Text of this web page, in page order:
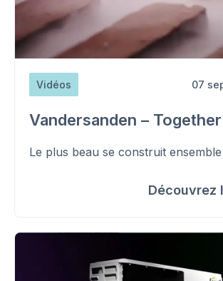
Vidéos 07
Vandersanden –
Le plus beau se construit ensemble
Découvrez